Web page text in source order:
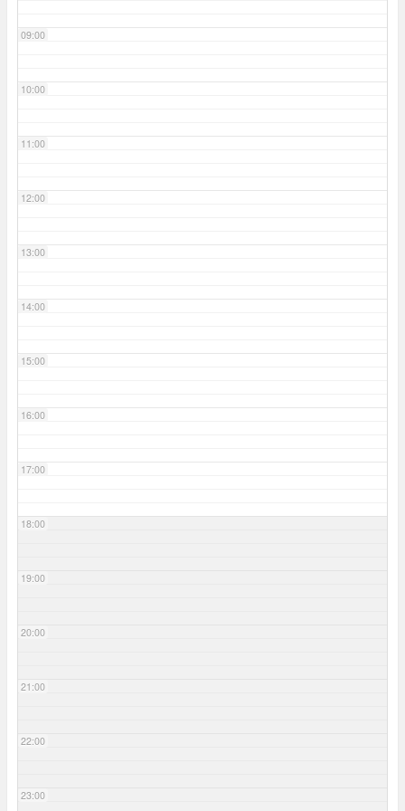
09:00
10:00
11:00
12:00
13:00
14:00
15:00
16:00
17:00
18:00
19:00
20:00
21:00
22:00
23:00